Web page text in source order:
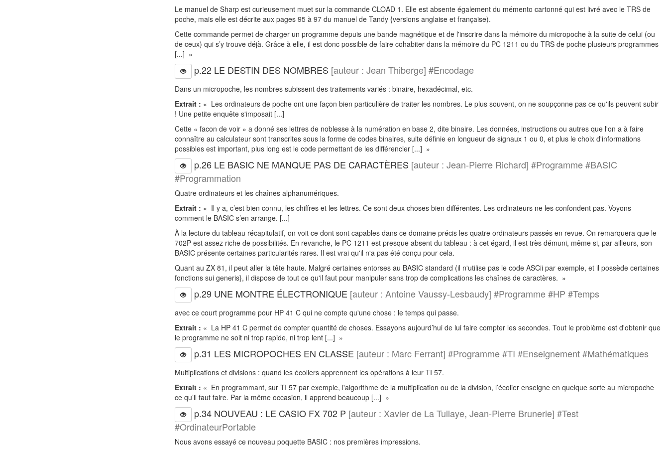
Le manuel de Sharp est curieusement muet sur la commande CLOAD 1. Elle est absente également du mémento cartonné qui est livré avec le TRS de
poche, mais elle est décrite aux pages 95 à 97 du manuel de Tandy {versions anglaise et française).
Cette commande permet de charger un programme depuis une bande magnétique et de l'inscrire dans la mémoire du micropoche à la suite de celui (ou
de ceux) qui s’y trouve déjà. Grâce à elle, il est donc possible de faire cohabiter dans la mémoire du PC 1211 ou du TRS de poche plusieurs programmes
[...] »
p.22 LE DESTIN DES NOMBRES [auteur : Jean Thiberge] #Encodage
Dans un micropoche, les nombres subissent des traitements variés : binaire, hexadécimal, etc.
Extrait : « Les ordinateurs de poche ont une façon bien particulière de traiter les nombres. Le plus souvent, on ne soupçonne pas ce qu'ils peuvent subir
! Une petite enquête s'imposait [...]
Cette « facon de voir » a donné ses lettres de noblesse à la numération en base 2, dite binaire. Les données, instructions ou autres que l'on a à faire
connaître au calculateur sont transcrites sous la forme de codes binaires, suite définie en longueur de signaux 1 ou 0, et plus le choix d'informations
possibles est important, plus long est le code permettant de les différencier [...] »
p.26 LE BASIC NE MANQUE PAS DE CARACTÈRES [auteur : Jean-Pierre Richard] #Programme #BASIC
#Programmation
Quatre ordinateurs et les chaînes alphanumériques.
Extrait : « Il y a, c’est bien connu, les chiffres et les lettres. Ce sont deux choses bien différentes. Les ordinateurs ne les confondent pas. Voyons
comment le BASIC s’en arrange. [...]
À la lecture du tableau récapitulatif, on voit ce dont sont capables dans ce domaine précis les quatre ordinateurs passés en revue. On remarquera que le
702P est assez riche de possibilités. En revanche, le PC 1211 est presque absent du tableau : à cet égard, il est très démuni, même si, par ailleurs, son
BASIC présente certaines particularités rares. Il est vrai qu'il n'a pas été conçu pour cela.
Quant au ZX 81, il peut aller la tête haute. Malgré certaines entorses au BASIC standard (il n'utilise pas le code ASCii par exemple, et il possède certaines
fonctions sui generis}, il dispose de tout ce qu'il faut pour manipuler sans trop de complications les chaînes de caractères. »
p.29 UNE MONTRE ÉLECTRONIQUE [auteur : Antoine Vaussy-Lesbaudy] #Programme #HP #Temps
avec ce court programme pour HP 41 C qui ne compte qu'une chose : le temps qui passe.
Extrait : « La HP 41 C permet de compter quantité de choses. Essayons aujourd’hui de lui faire compter les secondes. Tout le problème est d'obtenir que
le programme ne soit ni trop rapide, ni trop lent [...] »
p.31 LES MICROPOCHES EN CLASSE [auteur : Marc Ferrant] #Programme #TI #Enseignement #Mathématiques
Multiplications et divisions : quand les écoliers apprennent les opérations à leur TI 57.
Extrait : « En programmant, sur TI 57 par exemple, l'algorithme de la multiplication ou de la division, l’écolier enseigne en quelque sorte au micropoche
ce qu’il faut faire. Par la même occasion, il apprend beaucoup [...] »
p.34 NOUVEAU : LE CASIO FX 702 P [auteur : Xavier de La Tullaye, Jean-Pierre Brunerie] #Test
#OrdinateurPortable
Nous avons essayé ce nouveau poquette BASIC : nos premières impressions.